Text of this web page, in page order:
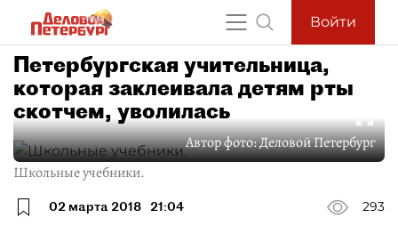
Войти
Петербургская учительница,
которая заклеивала детям рты
скотчем, уволилась
Автор фото:Деловой Петербург
Школьные учебники.
02 марта 2018 21:04
293